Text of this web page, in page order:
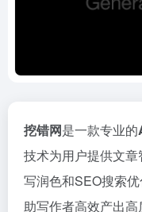
挖错网是一款专业的
技术为用户提供文
写润色和SEO搜索
助写作者高效产出高